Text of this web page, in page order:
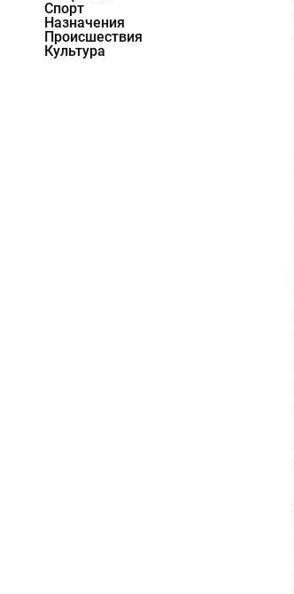
Спорт
Назначения
Происшествия
Культура